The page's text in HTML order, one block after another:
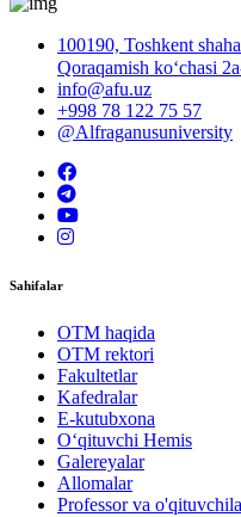
100190, Toshkent
Qoraqamish ko‘chasi
info@afu.uz
+998 78 122 75 57
@Alfraganusuniversity
Sahifalar
OTM haqida
OTM rektori
Fakultetlar
Kafedralar
E-kutubxona
O‘qituvchi Hemis
Galereyalar
Allomalar
Professor va